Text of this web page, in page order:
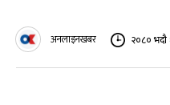
अनलाइनखबर २०८०